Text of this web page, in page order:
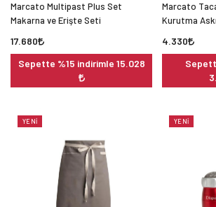
Marcato Multipast Plus Set
Makarna ve Erişte Seti
17.680
Sepette %15 indirimle 15.028
Marcato
Kurutma
4.330
YENI YENI